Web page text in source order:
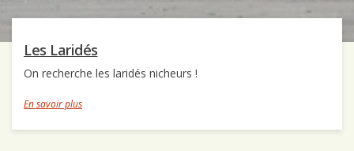
Les Laridés
On recherche les laridés nicheurs !
En savoir plus